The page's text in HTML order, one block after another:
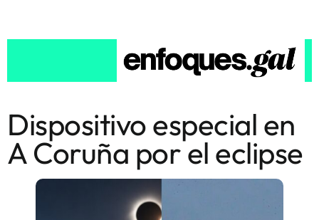
Dispositivo especial en
A Coruña por el eclipse